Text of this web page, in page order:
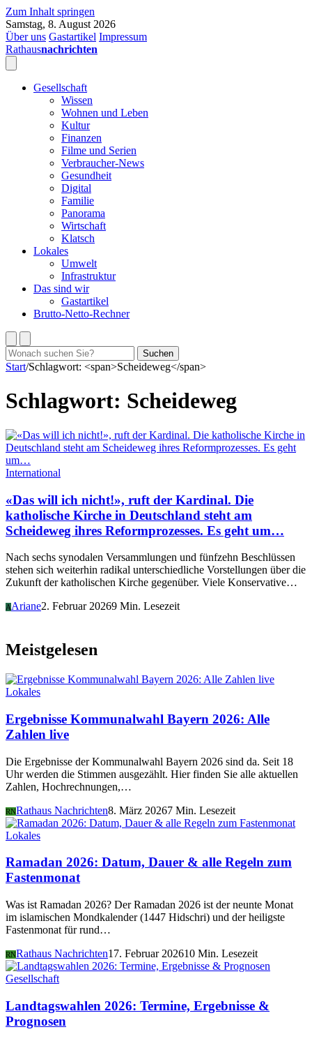
Zum Inhalt springen
Samstag, 8. August 2026
Über uns Gastartikel Impressum
Rathausnachrichten
Gesellschaft
Wissen
Wohnen und Leben
Kultur
Finanzen
Filme und Serien
Verbraucher-News
Gesundheit
Digital
Familie
Panorama
Wirtschaft
Klatsch
Lokales
Umwelt
Infrastruktur
Das sind wir
Gastartikel
Brutto-Netto-Rechner
Suchen
nach:
Suchen
Start/Schlagwort: <span>Scheideweg</span>
Schlagwort: Scheideweg
International
«Das will ich nicht!», ruft der Kardinal. Die
katholische Kirche in Deutschland steht am
Scheideweg ihres Reformprozesses. Es geht um…
Nach sechs synodalen Versammlungen und fünfzehn Beschlüssen
stehen sich weiterhin radikal unterschiedliche Vorstellungen über die
Zukunft der katholischen Kirche gegenüber. Viele Konservative…
AAriane2. Februar 20269 Min. Lesezeit
Meistgelesen
Lokales
Ergebnisse Kommunalwahl Bayern 2026: Alle
Zahlen live
Die Ergebnisse der Kommunalwahl Bayern 2026 sind da. Seit 18
Uhr werden die Stimmen ausgezählt. Hier finden Sie alle aktuellen
Zahlen, Hochrechnungen,…
RNRathaus Nachrichten8. März 20267 Min. Lesezeit
Lokales
Ramadan 2026: Datum, Dauer & alle Regeln zum
Fastenmonat
Was ist Ramadan 2026? Der Ramadan 2026 ist der neunte Monat
im islamischen Mondkalender (1447 Hidschri) und der heiligste
Fastenmonat für rund…
RNRathaus Nachrichten17. Februar 202610 Min. Lesezeit
Gesellschaft
Landtagswahlen 2026: Termine, Ergebnisse &
Prognosen